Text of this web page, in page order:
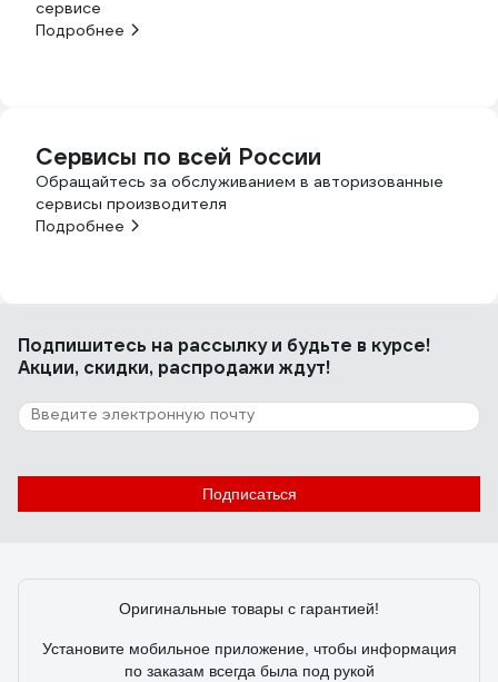
сервисе
Подробнее
Сервисы по всей России
Обращайтесь за обслуживанием в авторизованные
сервисы производителя
Подробнее
Подпишитесь на рассылкуи будьте в курсе!
Акции, скидки, распродажи ждут!
Подписаться
Оригинальные товары с гарантией!
Установите мобильное приложение, чтобы информация
по заказам всегда была под рукой